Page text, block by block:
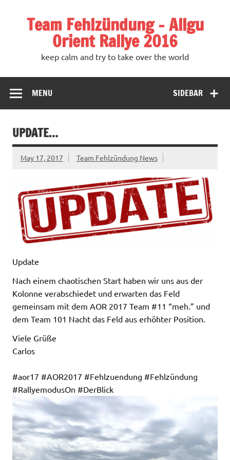
Team Fehlzündung – Allgu
Orient Rallye 2016
keep calm and try to take over the world
SIDEBAR
MENU
UPDATE…
May 17, 2017 Team Fehlzündung News
Update
Nach einem chaotischen Start haben wir uns aus der
Kolonne verabschiedet und erwarten das Feld
gemeinsam mit dem AOR 2017 Team #11 “meh.” und
dem Team 101 Nacht das Feld aus erhöhter Position.
Viele Grüße
Carlos
#aor17 #AOR2017 #Fehlzuendung #Fehlzündung
#RallyemodusOn #DerBlick